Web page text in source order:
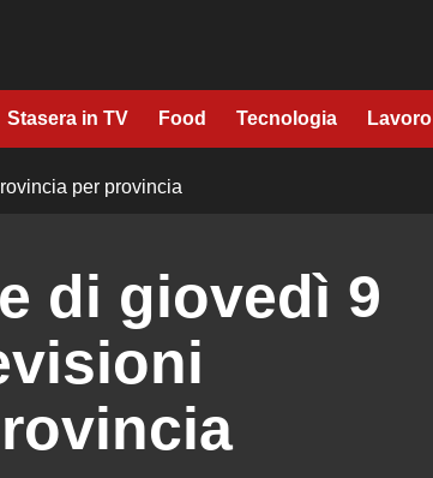
Stasera in TV Food Tecnologia Lavoro
per provincia
di giovedì 9